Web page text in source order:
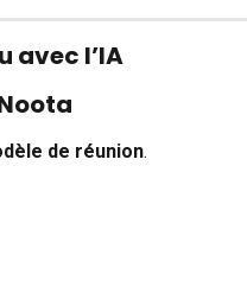
avec l’IA
de réunion.